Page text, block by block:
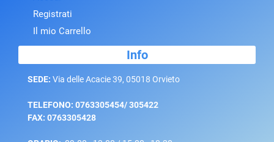
Registrati
Il mio Carrello
Info
SEDE: Via delle Acacie 39, 05018 Orvieto
TELEFONO: 0763305454/ 305422
FAX: 0763305428